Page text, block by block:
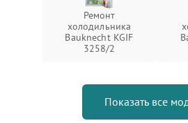
Ремонт
холодильника
Bauknecht KGIF
3258/2
Показать все